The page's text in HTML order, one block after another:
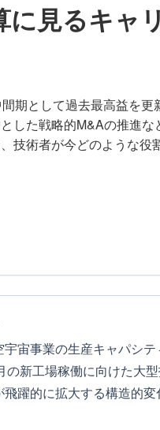
に見るキャ
期として過去最高益を更
した戦略的M&Aの推進な
術者が今どのような役
宙事業の生産キャパシテ
の新工場稼働に向けた大
躍的に拡大する構造的変